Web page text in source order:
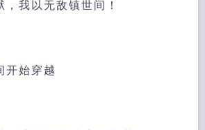
，我以无敌镇世间！
开始穿越